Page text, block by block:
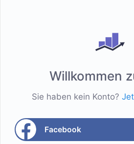
Willkommen
Sie haben kein Konto?
Facebook